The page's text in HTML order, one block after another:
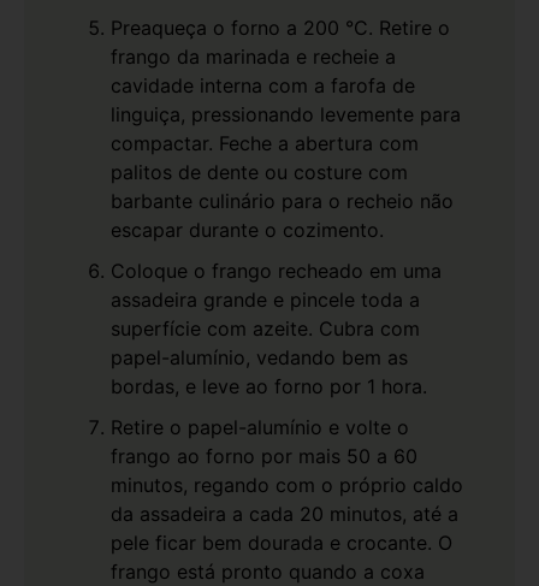
Preaqueça o forno a 200 °C. Retire o
frango da marinada e recheie a
cavidade interna com a farofa de
linguiça, pressionando levemente para
compactar. Feche a abertura com
palitos de dente ou costure com
barbante culinário para o recheio não
escapar durante o cozimento.
Coloque o frango recheado em uma
assadeira grande e pincele toda a
superfície com azeite. Cubra com
papel-alumínio, vedando bem as
bordas, e leve ao forno por 1 hora.
Retire o papel-alumínio e volte o
frango ao forno por mais 50 a 60
minutos, regando com o próprio caldo
da assadeira a cada 20 minutos, até a
pele ficar bem dourada e crocante. O
frango está pronto quando a coxa